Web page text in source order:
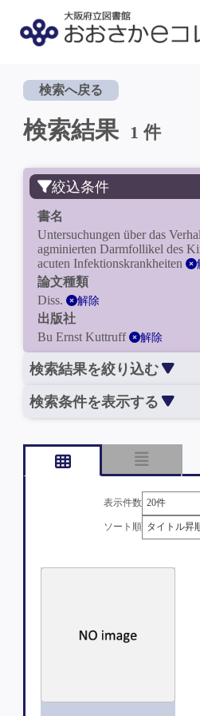
検索へ戻る
検索結果 1 件
絞込条件
書名
Untersuchungen über das
agminierten Darmfollikel des
acuten Infektionskrankheiten
論文種類
Diss.
解除
出版社
Bu Ernst Kuttruff
解除
検索結果を絞り込む
検索条件を表示する
表示件数
ソート順